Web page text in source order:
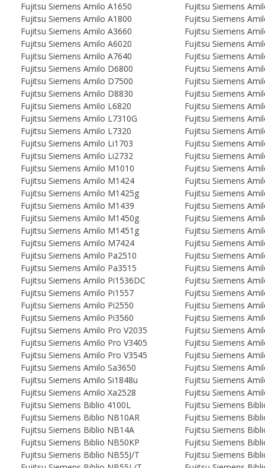
Fujitsu Siemens Amilo A1650
Fujitsu Siemens
Fujitsu Siemens Amilo A1800
Fujitsu Siemens
Fujitsu Siemens Amilo A3660
Fujitsu Siemens
Fujitsu Siemens Amilo A6020
Fujitsu Siemens
Fujitsu Siemens Amilo A7640
Fujitsu Siemens
Fujitsu Siemens Amilo D6800
Fujitsu Siemens
Fujitsu Siemens Amilo D7500
Fujitsu Siemens
Fujitsu Siemens Amilo D8830
Fujitsu Siemens
Fujitsu Siemens Amilo L6820
Fujitsu Siemens
Fujitsu Siemens Amilo L7310G
Fujitsu Siemens
Fujitsu Siemens Amilo L7320
Fujitsu Siemens
Fujitsu Siemens Amilo Li1703
Fujitsu Siemens
Fujitsu Siemens Amilo Li2732
Fujitsu Siemens
Fujitsu Siemens Amilo M1010
Fujitsu Siemens
Fujitsu Siemens Amilo M1424
Fujitsu Siemens
Fujitsu Siemens Amilo M1425g
Fujitsu Siemens
Fujitsu Siemens Amilo M1439
Fujitsu Siemens
Fujitsu Siemens Amilo M1450g
Fujitsu Siemens
Fujitsu Siemens Amilo M1451g
Fujitsu Siemens
Fujitsu Siemens Amilo M7424
Fujitsu Siemens
Fujitsu Siemens Amilo Pa2510
Fujitsu Siemens
Fujitsu Siemens Amilo Pa3515
Fujitsu Siemens
Fujitsu Siemens Amilo Pi1536DC
Fujitsu Siemens
Fujitsu Siemens Amilo Pi1557
Fujitsu Siemens
Fujitsu Siemens Amilo Pi2550
Fujitsu Siemens
Fujitsu Siemens Amilo Pi3560
Fujitsu Siemens
Fujitsu Siemens Amilo Pro V2035
Fujitsu Siemens
Fujitsu Siemens Amilo Pro V3405
Fujitsu Siemens
Fujitsu Siemens Amilo Pro V3545
Fujitsu Siemens
Fujitsu Siemens Amilo Sa3650
Fujitsu Siemens
Fujitsu Siemens Amilo Si1848u
Fujitsu Siemens
Fujitsu Siemens Amilo Xa2528
Fujitsu Siemens
Fujitsu Siemens Biblio 4100L
Fujitsu Siemens
Fujitsu Siemens Biblio NB10AR
Fujitsu Siemens
Fujitsu Siemens Biblio NB14A
Fujitsu Siemens
Fujitsu Siemens Biblio NB50KP
Fujitsu Siemens
Fujitsu Siemens Biblio NB55J/T
Fujitsu Siemens